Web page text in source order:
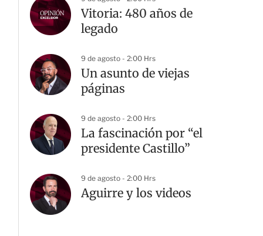
Vitoria: 480 años de
legado
9 de agosto - 2:00 Hrs
Un asunto de viejas
páginas
9 de agosto - 2:00 Hrs
La fascinación por “el
presidente Castillo”
9 de agosto - 2:00 Hrs
Aguirre y los videos